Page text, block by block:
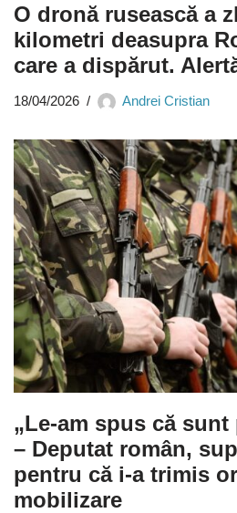
O dronă rusească a
kilometri deasupra
care a dispărut.
18/04/2026 Andrei Cristian
„Le-am spus că sunt
– Deputat român,
pentru că i-a trimis
mobilizare